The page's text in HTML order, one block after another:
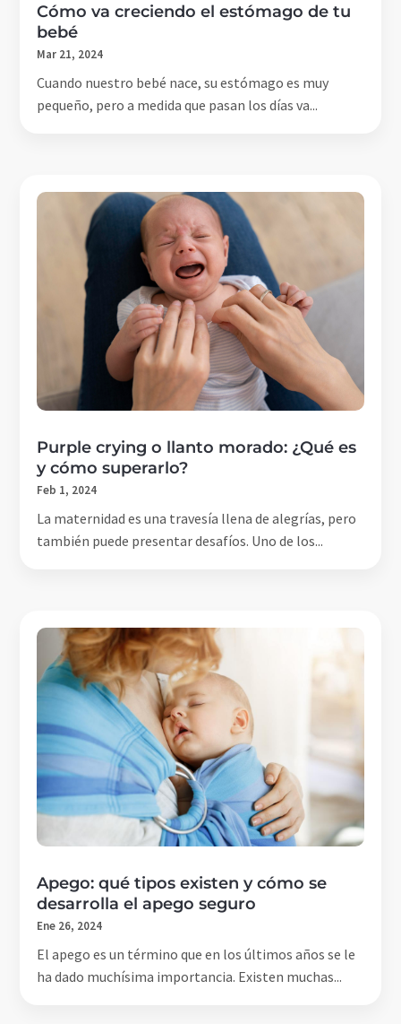
Cómo va creciendo el estómago de tu
bebé
Mar 21, 2024
Cuando nuestro bebé nace, su estómago es muy
pequeño, pero a medida que pasan los días va...
Purple crying o llanto morado: ¿Qué es
y cómo superarlo?
Feb 1, 2024
La maternidad es una travesía llena de alegrías, pero
también puede presentar desafíos. Uno de los...
Apego: qué tipos existen y cómo se
desarrolla el apego seguro
Ene 26, 2024
El apego es un término que en los últimos años se le
ha dado muchísima importancia. Existen muchas...